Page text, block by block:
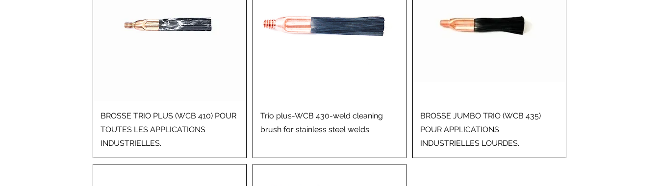
BROSSE TRIO PLUS (WCB 410) POUR
TOUTES LES APPLICATIONS
INDUSTRIELLES.
Trio plus-WCB 430-weld cleaning
brush for stainless steel welds
BROSSE JUMBO TRIO (WCB 435)
POUR APPLICATIONS
INDUSTRIELLES LOURDES.